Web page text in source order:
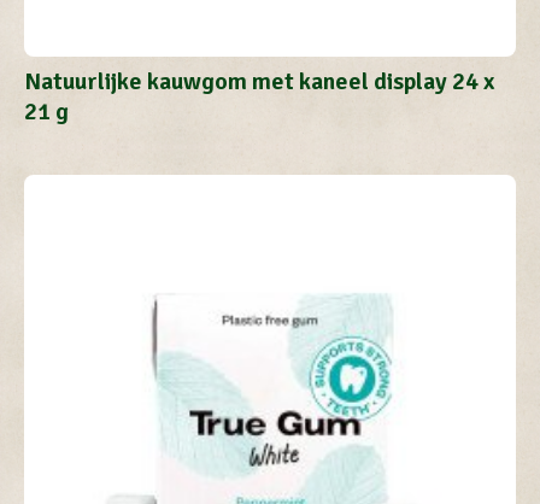
Natuurlijke kauwgom met kaneel display 24 x
21 g